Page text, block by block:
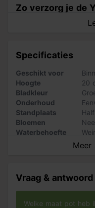
Zo verzorg je de
een echte doorzetter
zonder water. Wij
lichte plek te zetten,
is ook prima. Probeer
voorkomen. Door Pokon
kamerplantenvoeding
genieten van deze
zeldzaam. Mocht je
Specificaties
Geschikt voor
Hoogte
20
Bladkleur
Onderhoud
Standplaats
Bloemen
Nee
Waterbehoefte
Meer
Vraag & antwoord
Welke maat pot heb